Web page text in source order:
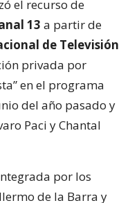
el recurso de
13 a partir de
de Televisión
privada por
en el programa
del año pasado y
Paci y Chantal
por los
de la Barra y